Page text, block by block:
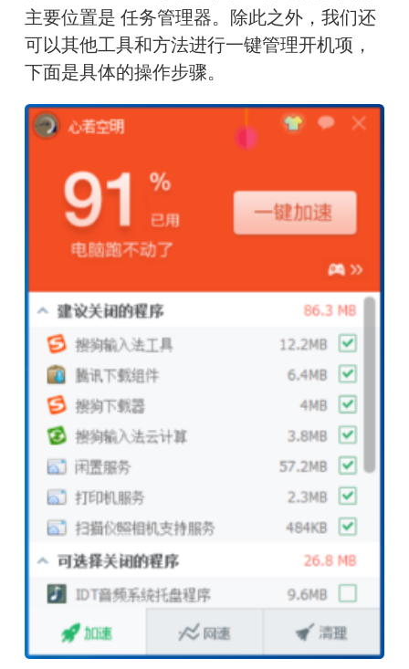
主要位置是 任务管理器。除此之外，我们还
可以其他工具和方法进行一键管理开机项，
下面是具体的操作步骤。